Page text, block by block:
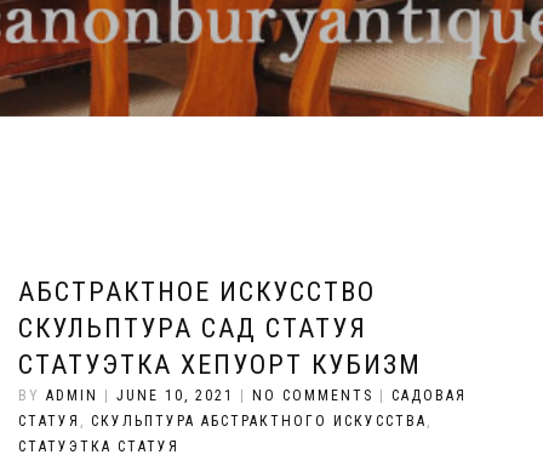
АБСТРАКТНОЕ ИСКУССТВО
СКУЛЬПТУРА САД СТАТУЯ
СТАТУЭТКА ХЕПУОРТ КУБИЗМ
BY ADMIN JUNE 10, 2021 NO COMMENTS
САДОВАЯ
СТАТУЯ , СКУЛЬПТУРА АБСТРАКТНОГО ИСКУССТВА ,
СТАТУЭТКА СТАТУЯ